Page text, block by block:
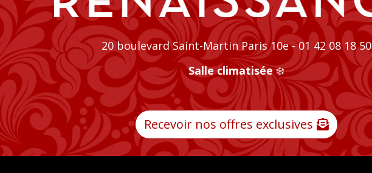
20 boulevard Saint-Martin Paris 10e - 01 42 08 18 50
Salle climatisée ❄️
Recevoir nos offres exclusives